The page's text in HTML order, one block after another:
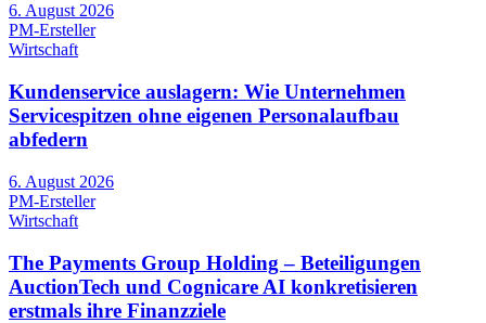
6. August 2026
PM-Ersteller
Wirtschaft
Kundenservice auslagern: Wie Unternehmen
Servicespitzen ohne eigenen Personalaufbau
abfedern
6. August 2026
PM-Ersteller
Wirtschaft
The Payments Group Holding – Beteiligungen
AuctionTech und Cognicare AI konkretisieren
erstmals ihre Finanzziele